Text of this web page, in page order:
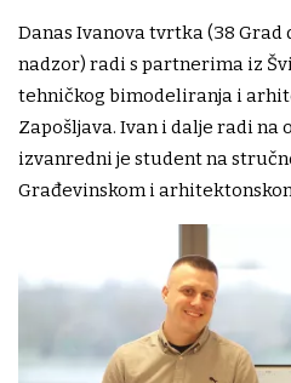
Danas Ivanova tvrtka (38 Grad
nadzor) radi s partnerima iz
tehničkog bimodeliranja i
Zapošljava. Ivan i dalje radi na
izvanredni je student na
Građevinskom i